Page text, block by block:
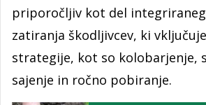
priporočljiv kot del
zatiranja škodljivcev, ki
strategije, kot so kolobarjenje,
sajenje in ročno pobiranje.